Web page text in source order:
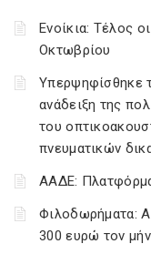
Ενοίκια: Τέλος
Οκτωβρίου
Υπερψηφίσθηκε
ανάδειξη της
του
πνευματικών
ΑΑΔΕ:
Φιλοδωρήματα:
300 ευρώ τον